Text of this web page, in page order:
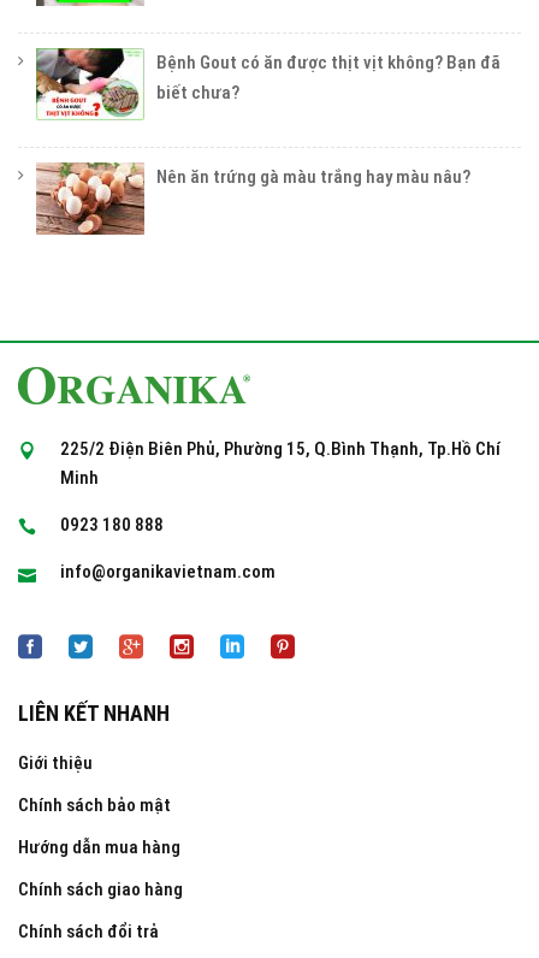
Bệnh Gout có ăn được thịt vịt không? Bạn đã
biết chưa?
Nên ăn trứng gà màu trắng hay màu nâu?
225/2 Điện Biên Phủ, Phường 15, Q.Bình Thạnh, Tp.Hồ Chí
Minh
0923 180 888
info@organikavietnam.com
LIÊN KẾT NHANH
Giới thiệu
Chính sách bảo mật
Hướng dẫn mua hàng
Chính sách giao hàng
Chính sách đổi trả